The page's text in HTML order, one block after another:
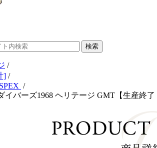
/
] /
/
イバーズ1968 ヘリテージ GMT【生産終